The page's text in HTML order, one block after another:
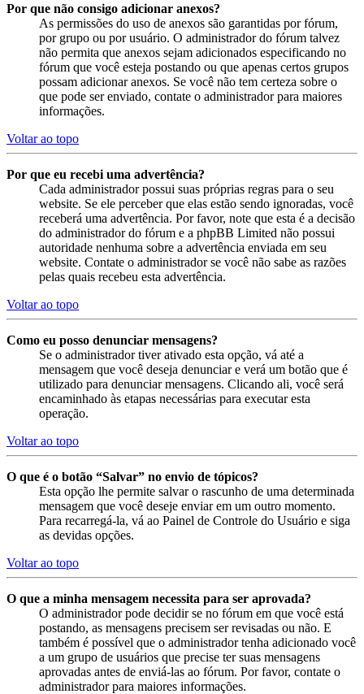
Por que não consigo adicionar anexos?
As permissões do uso de anexos são garantidas por fórum,
por grupo ou por usuário. O administrador do fórum talvez
não permita que anexos sejam adicionados especificando no
fórum que você esteja postando ou que apenas certos grupos
possam adicionar anexos. Se você não tem certeza sobre o
que pode ser enviado, contate o administrador para maiores
informações.
Voltar ao topo
Por que eu recebi uma advertência?
Cada administrador possui suas próprias regras para o seu
website. Se ele perceber que elas estão sendo ignoradas, você
receberá uma advertência. Por favor, note que esta é a decisão
do administrador do fórum e a phpBB Limited não possui
autoridade nenhuma sobre a advertência enviada em seu
website. Contate o administrador se você não sabe as razões
pelas quais recebeu esta advertência.
Voltar ao topo
Como eu posso denunciar mensagens?
Se o administrador tiver ativado esta opção, vá até a
mensagem que você deseja denunciar e verá um botão que é
utilizado para denunciar mensagens. Clicando ali, você será
encaminhado às etapas necessárias para executar esta
operação.
Voltar ao topo
O que é o botão “Salvar” no envio de tópicos?
Esta opção lhe permite salvar o rascunho de uma determinada
mensagem que você deseje enviar em um outro momento.
Para recarregá-la, vá ao Painel de Controle do Usuário e siga
as devidas opções.
Voltar ao topo
O que a minha mensagem necessita para ser aprovada?
O administrador pode decidir se no fórum em que você está
postando, as mensagens precisem ser revisadas ou não. E
também é possível que o administrador tenha adicionado você
a um grupo de usuários que precise ter suas mensagens
aprovadas antes de enviá-las ao fórum. Por favor, contate o
administrador para maiores informações.